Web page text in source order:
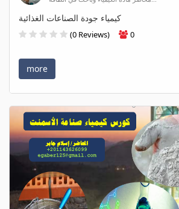
كيمياء جودة الصناعات الغذائية
(0 Reviews) 0
more